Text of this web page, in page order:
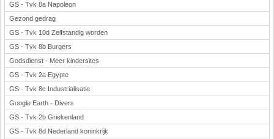
GS - Tvk 8a Napoleon
Gezond gedrag
GS - Tvk 10d Zelfstandig worden
GS - Tvk 8b Burgers
Godsdienst - Meer kindersites
GS - Tvk 2a Egypte
GS - Tvk 8c Industrialisatie
Google Earth - Divers
GS - Tvk 2b Griekenland
GS - Tvk 8d Nederland koninkrijk